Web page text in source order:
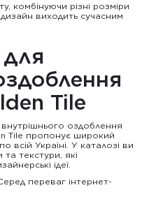
комбінуючи різні розміри
виходить сучасним
Tile
оздоблення
Tile пропонує широкий
всій Україні. У каталозі ви
та текстури, які
ідеї.
переваг інтернет-